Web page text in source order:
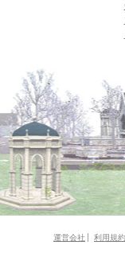
運営会社 利用規約